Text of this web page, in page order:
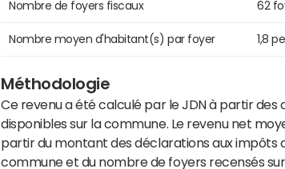
Nombre de foyers fiscaux 62
Nombre moyen d'habitant(s) par foyer 1,8
Méthodologie
Ce revenu a été calculé par le JDN à partir des
disponibles sur la commune. Le revenu net
partir du montant des déclarations aux impôts
commune et du nombre de foyers recensés